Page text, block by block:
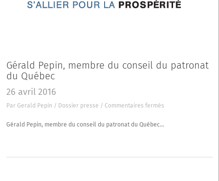
Gérald Pepin, membre du conseil du patronat
du Québec
26 avril 2016
Par Gerald Pepin / Dossier presse / Commentaires fermés
Gérald Pepin, membre du conseil du patronat du Québec…